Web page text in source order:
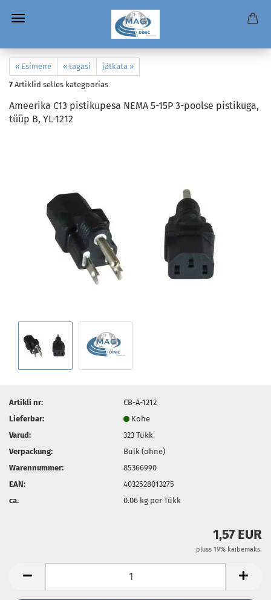
« Esimene « tagasi
jätkata »
7 Artiklid selles kategoorias
Ameerika C13 pistikupesa NEMA 5-15P 3-poolse pistikuga,
tüüp B, YL-1212
Artikli nr:
CB-A-1212
Lieferbar:
Kohe
Varud:
323Tükk
Verpackung:
Bulk (ohne)
Warennummer:
85366990
EAN:
4032528013275
ca.
0.06 kg per Tükk
1,57 EUR
pluss 19% käibemaks.